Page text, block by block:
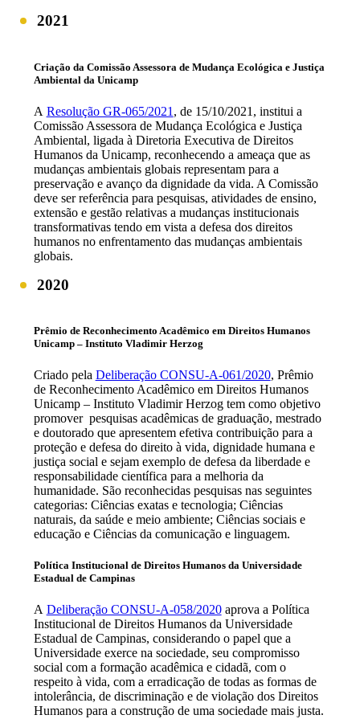
2021
Criação da Comissão Assessora de Mudança Ecológica e Justiça
Ambiental da Unicamp
A Resolução GR-065/2021 , de 15/10/2021, institui a
Comissão Assessora de Mudança Ecológica e Justiça
Ambiental, ligada à Diretoria Executiva de Direitos
Humanos da Unicamp, reconhecendo a ameaça que as
mudanças ambientais globais representam para a
preservação e avanço da dignidade da vida. A Comissão
deve ser referência para pesquisas, atividades de ensino,
extensão e gestão relativas a mudanças institucionais
transformativas tendo em vista a defesa dos direitos
humanos no enfrentamento das mudanças ambientais
globais.
2020
Prêmio de Reconhecimento Acadêmico em Direitos Humanos
Unicamp – Instituto Vladimir Herzog
Criado pela Deliberação CONSU-A-061/2020, Prêmio
de Reconhecimento Acadêmico em Direitos Humanos
Unicamp – Instituto Vladimir Herzog tem como objetivo
promover pesquisas acadêmicas de graduação, mestrado
e doutorado que apresentem efetiva contribuição para a
proteção e defesa do direito à vida, dignidade humana e
justiça social e sejam exemplo de defesa da liberdade e
responsabilidade científica para a melhoria da
humanidade. São reconhecidas pesquisas nas seguintes
categorias: Ciências exatas e tecnologia; Ciências
naturais, da saúde e meio ambiente; Ciências sociais e
educação e Ciências da comunicação e linguagem.
Política Institucional de Direitos Humanos da Universidade
Estadual de Campinas
A Deliberação CONSU-A-058/2020aprova a Política
Institucional de Direitos Humanos da Universidade
Estadual de Campinas, considerando o papel que a
Universidade exerce na sociedade, seu compromisso
social com a formação acadêmica e cidadã, com o
respeito à vida, com a erradicação de todas as formas de
intolerância, de discriminação e de violação dos Direitos
Humanos para a construção de uma sociedade mais justa.